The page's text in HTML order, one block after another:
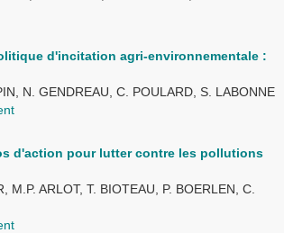
d'incitation agri-environnementale :
N. GENDREAU, C. POULARD, S. LABONNE
d'action pour lutter contre les pollutions
ARLOT, T. BIOTEAU, P. BOERLEN, C.